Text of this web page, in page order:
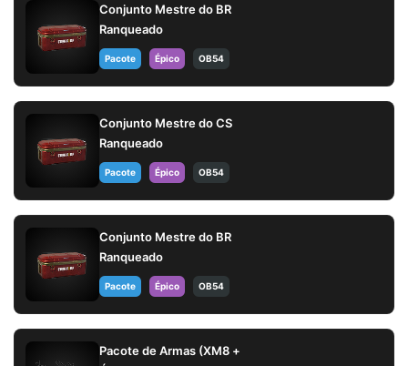
Conjunto Mestre do BR
Ranqueado
Pacote Épico OB54
Conjunto Mestre do CS
Ranqueado
Pacote Épico OB54
Conjunto Mestre do BR
Ranqueado
Pacote Épico OB54
Pacote de Armas (XM8 +